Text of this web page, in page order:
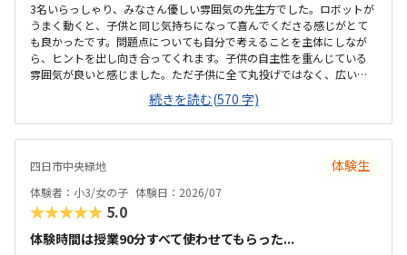
3名いらっしゃり、みなさん優しい雰囲気の先生方でした。ロボットが
うまく動くと、子供と同じ気持ちになって喜んでくださる感じがとて
も良かったです。問題点についても自分で考えることを主体にしなが
ら、ヒントを出し向き合ってくれます。子供の自主性を重んじている
雰囲気が良いと感じました。ただ子供に全て丸投げではなく、広い机
の上に「教科書とキットをどこに置いたらやりやすいかな？」と声を
かけてくださり、そこから自分で考えていました。ロボット作りもヒ
ントをいただきながら、自分で教科書を読んで作り上げていました。
駅近くですが、静かな環境です。急な坂道があるので、暑い夏など、重
できました。入室したら必ず手を洗うルールも良いです。教室にある
教科書などもきちんと整理整頓されています。キット代が兄弟割引で
半額になりました。入会金も無料に。欲を言えば、...
続きを読む(570 字)
四日市中央緑地 体験生
体験者：小3/女の子 体験日：2026/07
★★★★★ 5.0
体験時間は授業90分すべて使わせてもらった...